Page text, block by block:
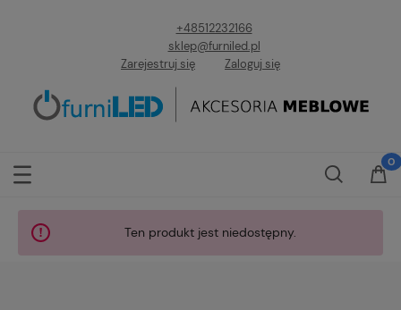
+48512232166
sklep@furniled.pl
Zarejestruj się
Zaloguj się
Ten produkt jest niedostępny.